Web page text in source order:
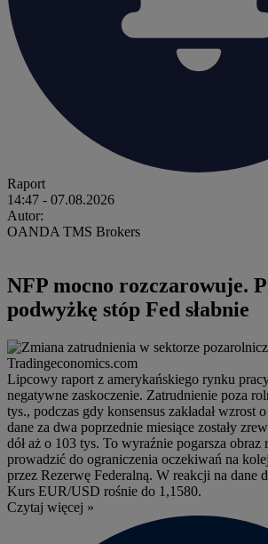
Raport
14:47 - 07.08.2026
Autor:
OANDA TMS Brokers
NFP mocno rozczarowuje.
podwyżkę stóp Fed słabnie
Lipcowy raport z amerykańskiego rynku
negatywne zaskoczenie. Zatrudnienie poza
tys., podczas gdy konsensus zakładał wzrost
dane za dwa poprzednie miesiące zostały
dół aż o 103 tys. To wyraźnie pogarsza
prowadzić do ograniczenia oczekiwań na
przez Rezerwę Federalną. W reakcji na dane
Kurs EUR/USD rośnie do 1,1580.
Czytaj więcej »